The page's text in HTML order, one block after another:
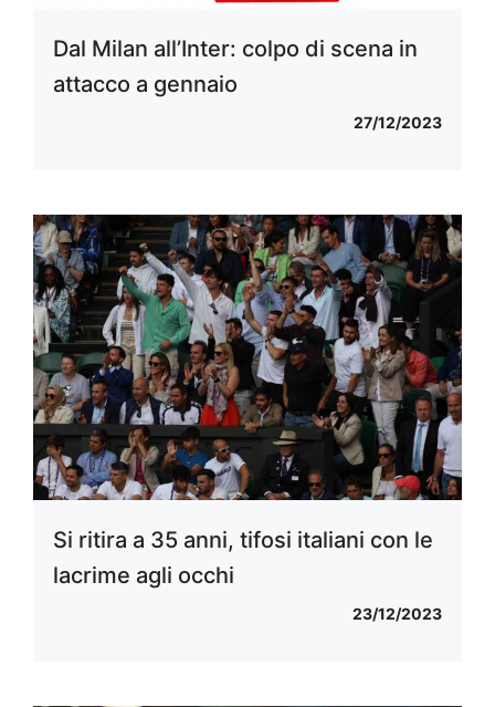
Dal Milan all’Inter: colpo di scena in
attacco a gennaio
27/12/2023
Si ritira a 35 anni, tifosi italiani con le
lacrime agli occhi
23/12/2023